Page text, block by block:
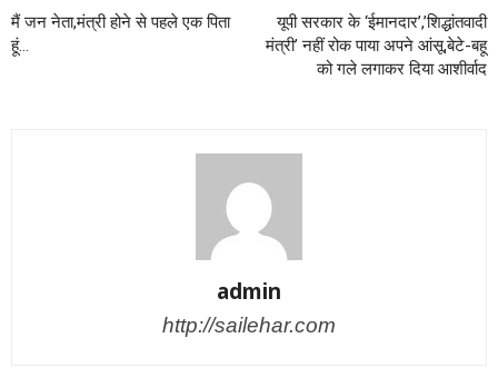
मैं जन नेता,मंत्री होने से पहले एक पिता
हूं…
यूपी सरकार के ‘ईमानदार’,’शिद्धांतवादी
मंत्री’ नहीं रोक पाया अपने आंसू,बेटे-बहू
को गले लगाकर दिया आशीर्वाद
admin
http://sailehar.com